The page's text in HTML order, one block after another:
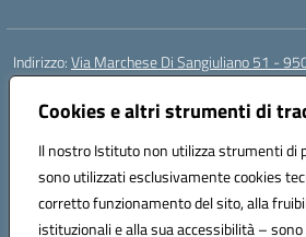
Cookies e altri strumenti di
Il nostro Istituto non utilizza strumenti di
sono utilizzati esclusivamente cookies
corretto funzionamento del sito, alla
istituzionali e alla sua accessibilità –
Indirizzo:Via Marchese Di Sangiuliano 51 -
Centralino:
Posta elettronica certificata (PEC):
Codice fiscale: 81001970870
Codice meccanografico:CTIC8AT00B
Codice Indice delle Pubbliche Amministrazioni
Codice unico di fatturazione (CUF): UFM1P6